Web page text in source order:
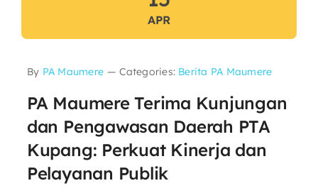
APR
By PA Maumere — Categories: Berita PA Maumere
PA Maumere Terima Kunjungan
dan Pengawasan Daerah PTA
Kupang: Perkuat Kinerja dan
Pelayanan Publik